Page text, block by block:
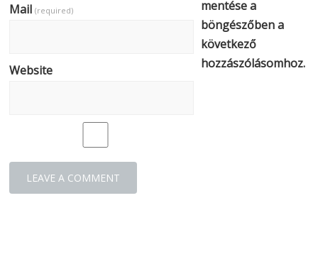
Mail(required)
Website
mentése a
böngészőben a
következő
hozzászólásomhoz.